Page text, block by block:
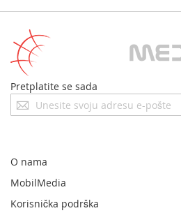
Pretplatite se sada
Prijavite
se
newsletter:
O nama
MobilMedia
Korisnička podrška